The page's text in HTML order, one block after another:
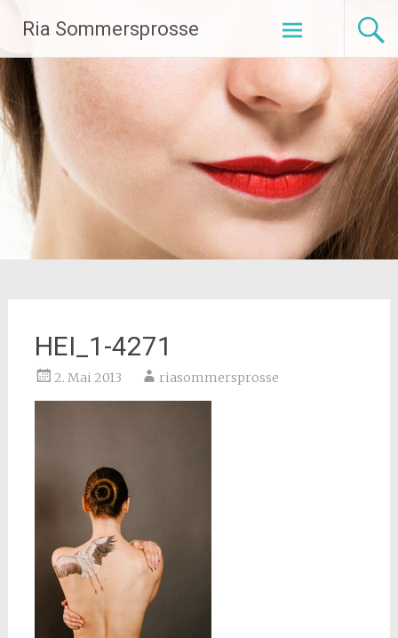
Inhalt
springen
Ria Sommersprosse
HEI_1-4271
2. Mai 2013 riasommersprosse